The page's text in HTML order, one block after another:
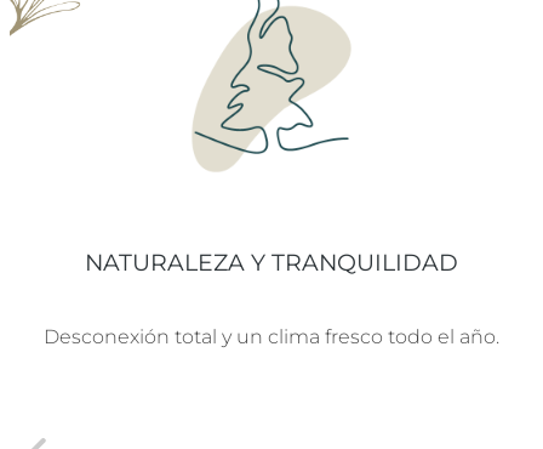
NATURALEZA Y TRANQUILIDAD
Desconexión total y un clima fresco todo el año.